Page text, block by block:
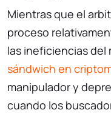
Mientras que el
proceso
las ineficiencias del
sándwich en
manipulador y
cuando los